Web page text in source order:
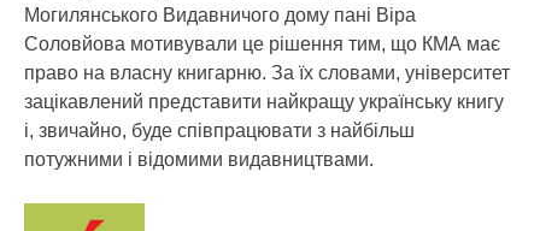
Могилянського Видавничого дому пані Віра
Соловйова мотивували це рішення тим, що КМА має
право на власну книгарню. За їх словами, університет
зацікавлений представити найкращу українську книгу
і, звичайно, буде співпрацювати з найбільш
потужними і відомими видавництвами.